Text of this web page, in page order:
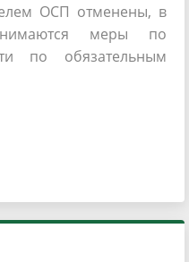
ОСП отменены, в
меры по
по обязательным